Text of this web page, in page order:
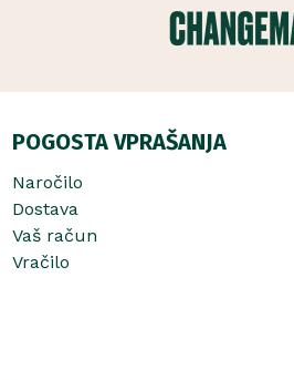
POGOSTA VPRAŠANJA
Naročilo
Dostava
Vaš račun
Vračilo